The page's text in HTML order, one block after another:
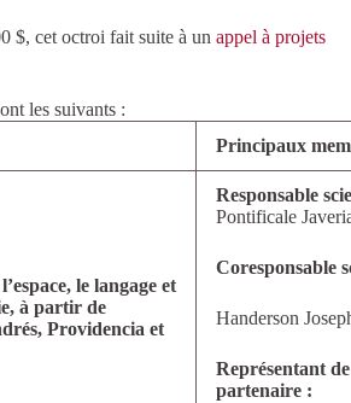
$, cet octroi fait suite à un appel à projets
les suivants :
Principaux
le langage et
à partir de
Providencia et
Responsable
Pontificale
Coresponsable
Handerson
Représentant
partenaire :